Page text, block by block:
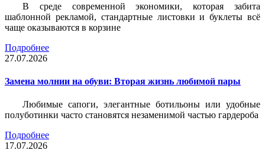
В среде современной экономики, которая забита
шаблонной рекламой, стандартные листовки и буклеты всё
чаще оказываются в корзине
Подробнее
27.07.2026
Замена молнии на обуви: Вторая жизнь любимой пары
Любимые сапоги, элегантные ботильоны или удобные
полуботинки часто становятся незаменимой частью гардероба
Подробнее
17.07.2026